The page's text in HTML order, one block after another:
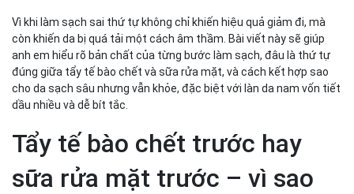
Tẩy tế bào chết kết hợp Mặt nạ 2 trong 1
Vì sao chọn đúng sản phẩm giúp hạn chế sai lầm khi tẩy
tế bào chết?
Tẩy tế bào chết kết hợp Mặt nạ Men Stay Simplicity hỗ
trợ quy trình an toàn ra sao?
Giải pháp phù hợp cho anh em mới bắt đầu tẩy tế bào
chết cho da mặt
Kết luận – Hiểu đúng thứ tự để da sạch mà không bị
yếu
Vì khi làm sạch sai thứ tự không chỉ khiến hiệu quả giảm đi, mà
còn khiến da bị quá tải một cách âm thầm. Bài viết này sẽ giúp
anh em hiểu rõ bản chất của từng bước làm sạch, đâu là thứ tự
đúng giữa tẩy tế bào chết và sữa rửa mặt, và cách kết hợp sao
cho da sạch sâu nhưng vẫn khỏe, đặc biệt với làn da nam vốn tiết
dầu nhiều và dễ bít tắc.
Tẩy tế bào chết trước hay
sữa rửa mặt trước – vì sao